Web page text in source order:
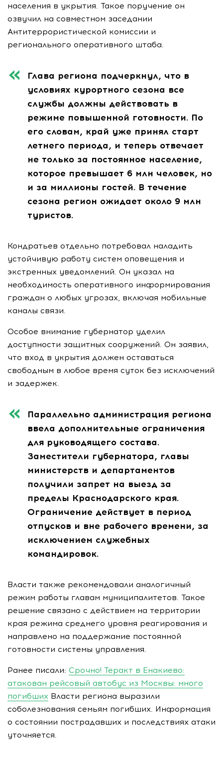
населения в укрытия. Такое поручение он
озвучил на совместном заседании
Антитеррористической комиссии и
регионального оперативного штаба.
Глава региона подчеркнул, что в
условиях курортного сезона все
службы должны действовать в
режиме повышенной готовности. По
его словам, край уже принял старт
летнего периода, и теперь отвечает
не только за постоянное население,
которое превышает 6 млн человек, но
и за миллионы гостей. В течение
сезона регион ожидает около 9 млн
туристов.
Кондратьев отдельно потребовал наладить
устойчивую работу систем оповещения и
экстренных уведомлений. Он указал на
необходимость оперативного информирования
граждан о любых угрозах, включая мобильные
каналы связи.
Особое внимание губернатор уделил
доступности защитных сооружений. Он заявил,
что вход в укрытия должен оставаться
свободным в любое время суток без исключений
и задержек.
Параллельно администрация региона
ввела дополнительные ограничения
для руководящего состава.
Заместители губернатора, главы
министерств и департаментов
получили запрет на выезд за
пределы Краснодарского края.
Ограничение действует в период
отпусков и вне рабочего времени, за
исключением служебных
командировок.
Власти также рекомендовали аналогичный
режим работы главам муниципалитетов. Такое
решение связано с действием на территории
края режима среднего уровня реагирования и
направлено на поддержание постоянной
готовности системы управления.
Ранее писали: Срочно! Теракт в Енакиево:
атакован рейсовый автобус из Москвы: много
погибших Власти региона выразили
соболезнования семьям погибших. Информация
о состоянии пострадавших и последствиях атаки
уточняется.